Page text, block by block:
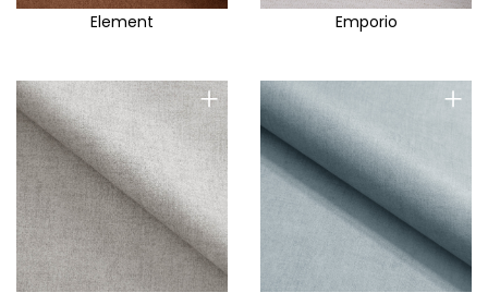
Element Emporio
+ +